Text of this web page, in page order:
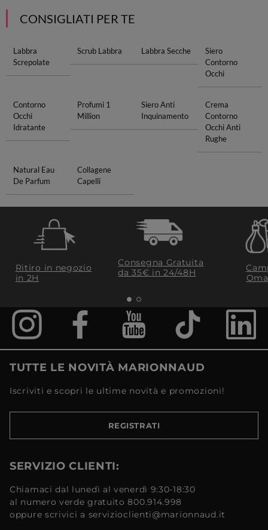
CONSIGLIATI PER TE
Labbra
Screpolate
Scrub Labbra Labbra Secche
Siero
Contorno
Occhi
Contorno
Occhi
Idratante
Profumi 1
Million
Siero Anti
Inquinamento
Crema
Contorno
Occhi Anti
Rughe
Natural Eau
De Parfum
Collagene
Capelli
Ritiro in negozio
in 2H
Consegna Gratuita
da 35€​ in 24/48H
TUTTE LE NOVITÀ MARIONNAUD
Iscriviti e scopri le ultime novità e promozioni!
REGISTRATI
SERVIZIO CLIENTI:
Chiamaci dal lunedì al venerdì 9:30-18:30
al numero verde gratuito 800.914.998
oppure scrivici a servizioclienti@marionnaud.it